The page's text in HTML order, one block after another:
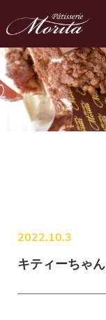
2022.10.3
キティーちゃん